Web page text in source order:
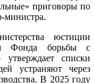
приговоры по
министра.
юстиции
Фонда борьбы с
списки
устраняют через
В 2025 году